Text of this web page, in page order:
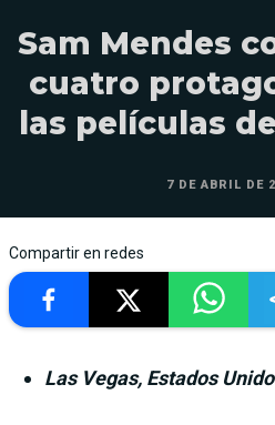
Sam Mendes
cuatro
las películas
7 DE ABRIL DE
Compartir en redes
Las Vegas, Estados